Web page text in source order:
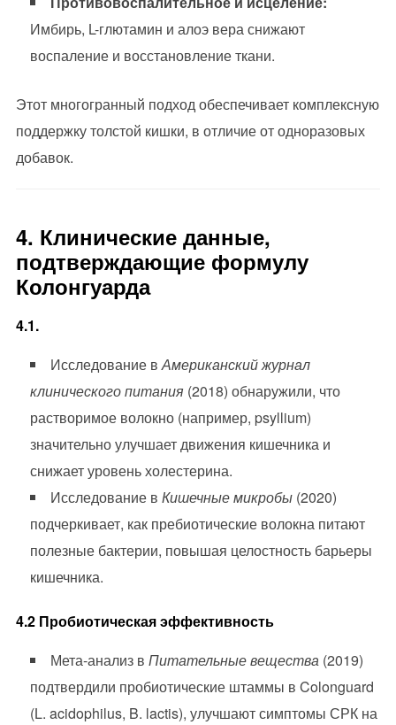
Имбирь, L-глютамин и алоэ вера снижают
воспаление и восстановление ткани.
Этот многогранный подход обеспечивает комплексную
поддержку толстой кишки, в отличие от одноразовых
добавок.
4. Клинические данные,
подтверждающие формулу
Колонгуарда
4.1.
Исследование вАмериканский журнал
клинического питания(2018) обнаружили, что
растворимое волокно (например, psyllium)
значительно улучшает движения кишечника и
снижает уровень холестерина.
Исследование в Кишечные микробы(2020)
подчеркивает, как пребиотические волокна питают
полезные бактерии, повышая целостность барьеры
кишечника.
4.2 Пробиотическая эффективность
Мета-анализ в Питательные вещества(2019)
подтвердили пробиотические штаммы в Colonguard
(L. acidophilus, B. lactis), улучшают симптомы СРК на